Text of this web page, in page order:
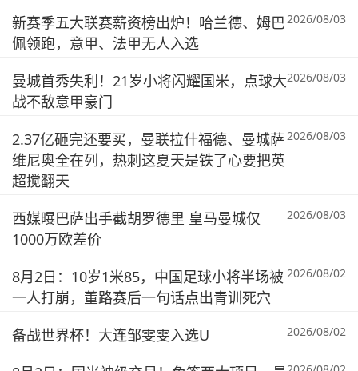
新赛季五大联赛薪资榜出炉！哈兰德、姆巴
佩领跑，意甲、法甲无人入选
2026/08/03
曼城首秀失利！21岁小将闪耀国米，点球大
战不敌意甲豪门
2026/08/03
2.37亿砸完还要买，曼联拉什福德、曼城萨
维尼奥全在列，热刺这夏天是铁了心要把英
超搅翻天
2026/08/03
西媒曝巴萨出手截胡罗德里 皇马曼城仅
1000万欧差价
2026/08/03
8月2日：10岁1米85，中国足球小将半场被
一人打崩，董路赛后一句话点出青训死穴
2026/08/02
备战世界杯！大连邹雯雯入选U 2026/08/02